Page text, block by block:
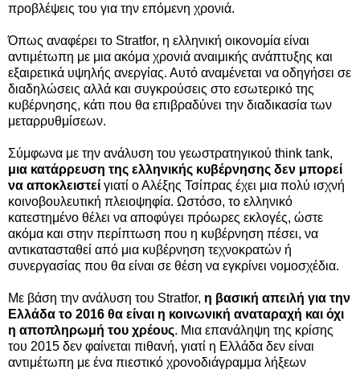
προβλέψεις του για την επόμενη χρονιά.
Όπως αναφέρει το Stratfor, η ελληνική οικονομία είναι
αντιμέτωπη με μια ακόμα χρονιά αναιμικής ανάπτυξης και
εξαιρετικά υψηλής ανεργίας. Αυτό αναμένεται να οδηγήσει σε
διαδηλώσεις αλλά και συγκρούσεις στο εσωτερικό της
κυβέρνησης, κάτι που θα επιβραδύνει την διαδικασία των
μεταρρυθμίσεων.
Σύμφωνα με την ανάλυση του γεωστρατηγικού think tank,
μια κατάρρευση της ελληνικής κυβέρνησης δεν μπορεί
να αποκλειστεί γιατί ο Αλέξης Τσίπρας έχει μια πολύ ισχνή
κοινοβουλευτική πλειοψηφία. Ωστόσο, το ελληνικό
κατεστημένο θέλει να αποφύγει πρόωρες εκλογές, ώστε
ακόμα και στην περίπτωση που η κυβέρνηση πέσει, να
αντικατασταθεί από μια κυβέρνηση τεχνοκρατών ή
συνεργασίας που θα είναι σε θέση να εγκρίνει νομοσχέδια.
Με βάση την ανάλυση του Stratfor, η βασική απειλή για την
Ελλάδα το 2016 θα είναι η κοινωνική αναταραχή και όχι
η αποπληρωμή του χρέους. Μια επανάληψη της κρίσης
του 2015 δεν φαίνεται πιθανή, γιατί η Ελλάδα δεν είναι
αντιμέτωπη με ένα πιεστικό χρονοδιάγραμμα λήξεων